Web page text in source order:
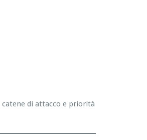
di attacco e priorità